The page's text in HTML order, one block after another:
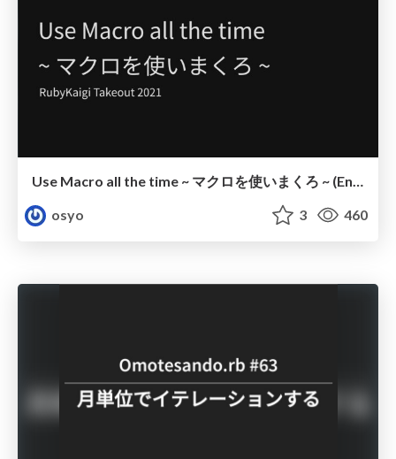
Use Macro all the time ~ マクロを使いまくろ ~ (English)
osyo
3 460